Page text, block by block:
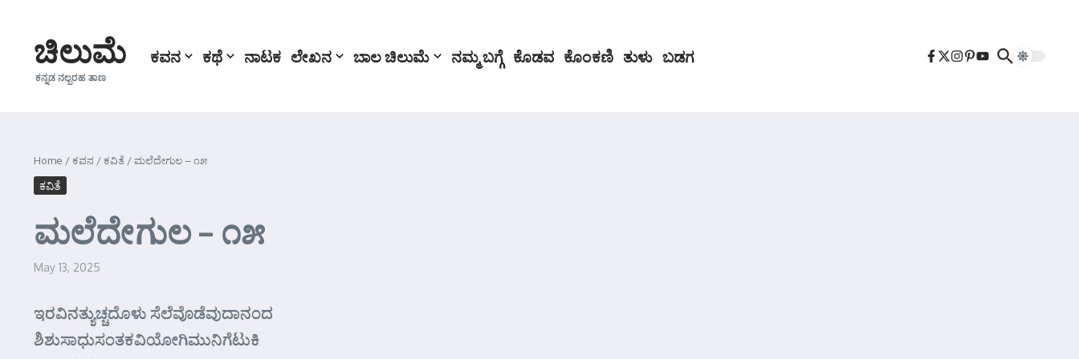
ಚಿಲುಮೆ
ಕನ್ನಡ ನಲ್ಬರಹ ತಾಣ
ಕವನ ಕಥೆ ನಾಟಕ ಲೇಖನ ಬಾಲ ಚಿಲುಮೆ ನಮ್ಮ ಬಗ್ಗೆ ಕೊಡವ ಕೊಂಕಣಿ ತುಳು ಬಡಗ
Home /ಕವನ /ಕವಿತೆ /ಮಲೆದೇಗುಲ – ೧೫
ಕವಿತೆ
ಮಲೆದೇಗುಲ – ೧೫
May 13, 2025
ಇರವಿನತ್ಯುಚ್ಚದೊಳು ಸೆಲೆವೊಡೆವುದಾನಂದ
ಶಿಶುಸಾಧುಸಂತಕವಿಯೋಗಿಮುನಿಗೆಟುಕಿ